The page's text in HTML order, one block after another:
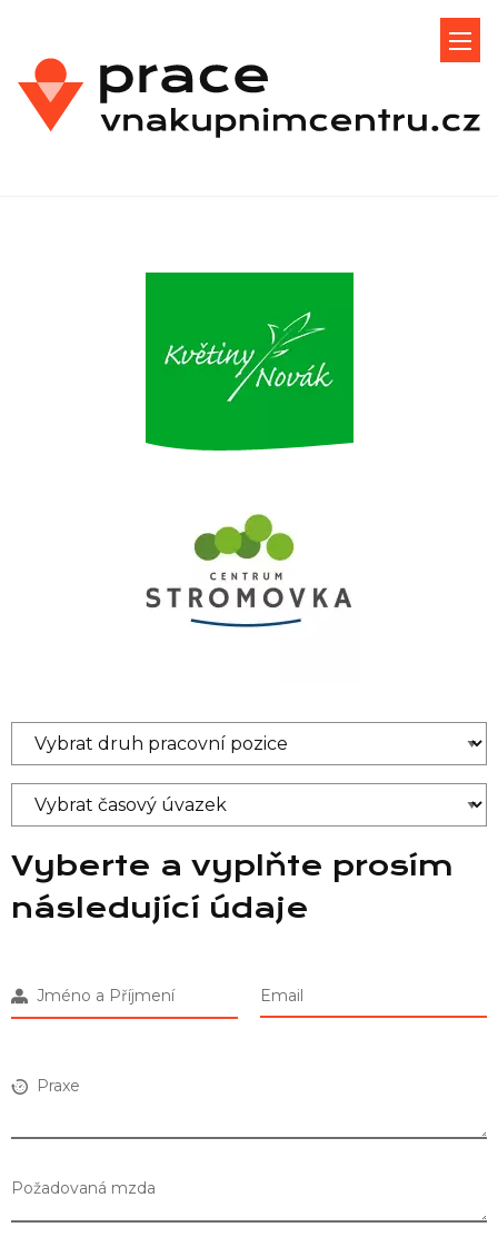
Vyberte a vyplňte prosím
následující údaje
Jméno a Příjmení Email
Praxe
Požadovaná mzda